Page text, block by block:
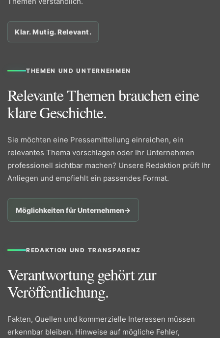
Klar. Mutig. Relevant.
THEMEN UND UNTERNEHMEN
Relevante Themen brauchen eine
klare Geschichte.
Sie möchten eine Pressemitteilung einreichen, ein
relevantes Thema vorschlagen oder Ihr Unternehmen
professionell sichtbar machen? Unsere Redaktion prüft Ihr
Anliegen und empfiehlt ein passendes Format.
Möglichkeiten für Unternehmen→
REDAKTION UND TRANSPARENZ
Verantwortung gehört zur
Veröffentlichung.
Fakten, Quellen und kommerzielle Interessen müssen
erkennbar bleiben. Hinweise auf mögliche Fehler,